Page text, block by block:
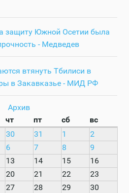
защиту Южной Осетии была
- Медведев
втянуть Тбилиси в
в Закавказье - МИД РФ
Архив
чт пт сб
вс
30 31 1
2
6 7 8
9
13 14 15
16
20 21 22
23
27 28 29
30